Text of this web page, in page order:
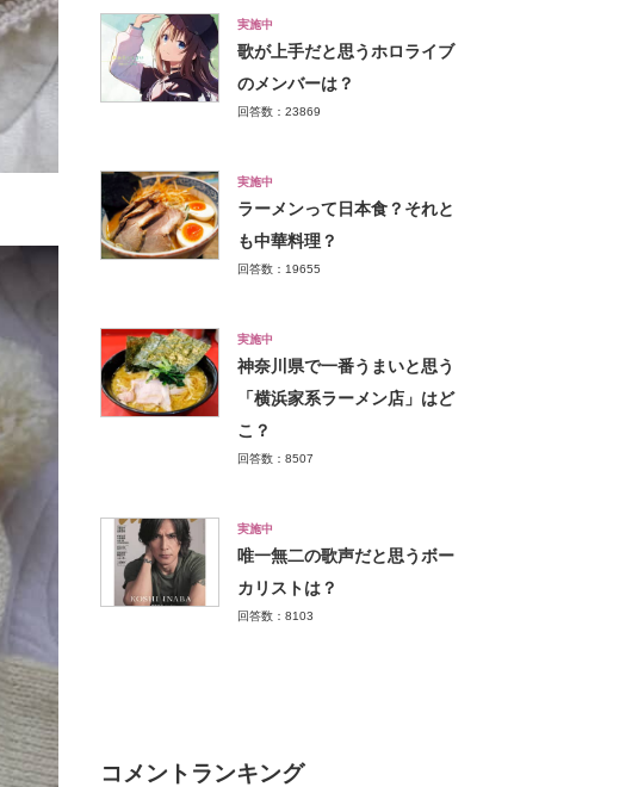
実施中
歌が上手だと思うホロライブ
のメンバーは？
回答数：23869
実施中
ラーメンって日本食？それと
も中華料理？
回答数：19655
実施中
神奈川県で一番うまいと思う
「横浜家系ラーメン店」はど
こ？
回答数：8507
実施中
唯一無二の歌声だと思うボー
カリストは？
回答数：8103
コメントランキング